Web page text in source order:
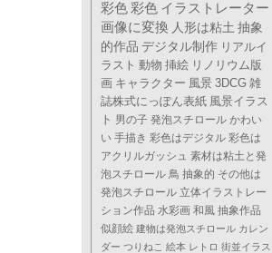
彩色彩色 イラストレーター
画像に変換 人形は粘土 抽象
的作品 デジタル制作 リアルイ
ラスト 動物 挿絵 リノリウム版
画 キャラクター 風景 3DCG 雑
誌株式にっぽん表紙 風景イラス
ト 男の子 発泡スチロール かわい
い 手描き 彩色はデジタル 彩色は
アクリルガッシュ 素材は粘土と発
泡スチロール 鳥 抽象的 その他は
発泡スチロール 立体イラストレー
ション作品 水彩画 和風 抽象作品
似顔絵 建物は発泡スチロール カレン
ダー つりねこ 絵本 レトロ 街並イラス